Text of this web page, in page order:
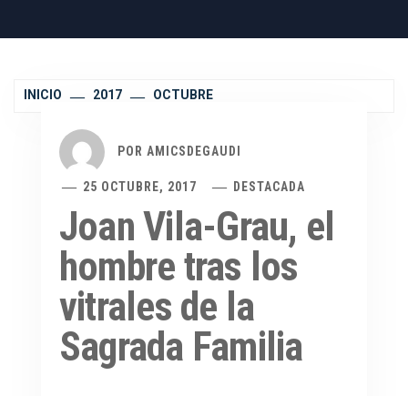
INICIO 2017 OCTUBRE
POR AMICSDEGAUDI
25 OCTUBRE, 2017 DESTACADA
Joan Vila-Grau, el
hombre tras los
vitrales de la
Sagrada Familia